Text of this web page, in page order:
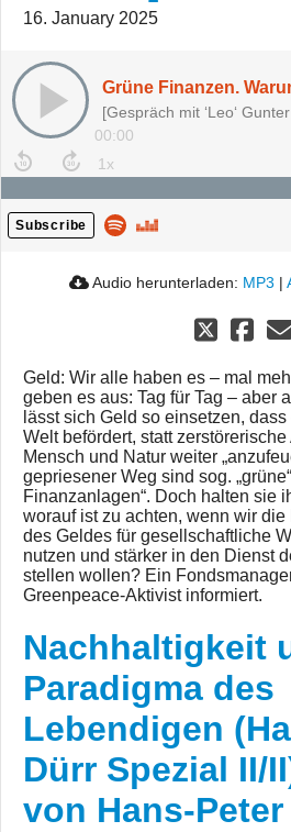
16. January 2025
[Gespräch mit ‘Leo‘
00:00
Subscribe
Audio herunterladen: MP3 |
Geld: Wir alle haben es – mal
geben es aus: Tag für Tag – aber
lässt sich Geld so einsetzen,
Welt befördert, statt
Mensch und Natur weiter
gepriesener Weg sind sog.
Finanzanlagen“. Doch halten sie
worauf ist zu achten, wenn wir
des Geldes für gesellschaftliche
nutzen und stärker in den Dienst
stellen wollen? Ein
Greenpeace-Aktivist informiert.
Nachhaltigkeit
Paradigma des
Lebendigen
Dürr Spezial II/
von Hans-